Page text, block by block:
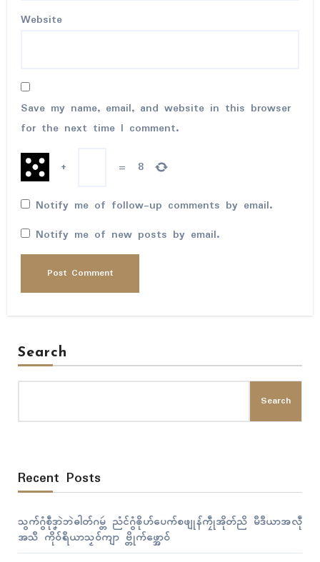
Website
Save my name, email, and website in this browser
for the next time I comment.
+ = 8
Notify me of follow-up comments by email.
Notify me of new posts by email.
Search
Search
Recent Posts
သွက်ဂွံစဵုဒၞာဲဘဲဓါတ်ဂမ္တဴ ညံၚ်ဂွံၜိုဟ်ပေက်စဖျုန်ကၠဵုအိုတ်ညိ မဳဒဳယာအလဵု
အသဳ ကိုဝ်ရဳယာသၟဝ်ကျာ ဗ္တိုက်ဖ္အောဝ်